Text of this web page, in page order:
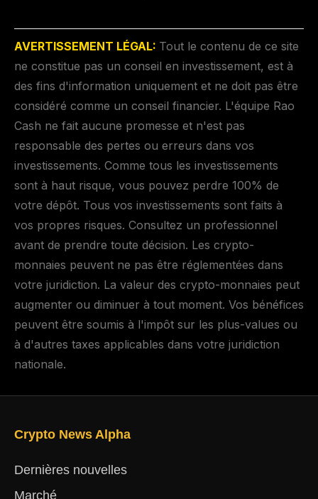
AVERTISSEMENT LÉGAL: Tout le contenu de ce site
ne constitue pas un conseil en investissement, est à
des fins d'information uniquement et ne doit pas être
considéré comme un conseil financier. L'équipe Rao
Cash ne fait aucune promesse et n'est pas
responsable des pertes ou erreurs dans vos
investissements. Comme tous les investissements
sont à haut risque, vous pouvez perdre 100% de
votre dépôt. Tous vos investissements sont faits à
vos propres risques. Consultez un professionnel
avant de prendre toute décision. Les crypto-
monnaies peuvent ne pas être réglementées dans
votre juridiction. La valeur des crypto-monnaies peut
augmenter ou diminuer à tout moment. Vos bénéfices
peuvent être soumis à l'impôt sur les plus-values ou
à d'autres taxes applicables dans votre juridiction
nationale.
Crypto News Alpha
Dernières nouvelles
Marché